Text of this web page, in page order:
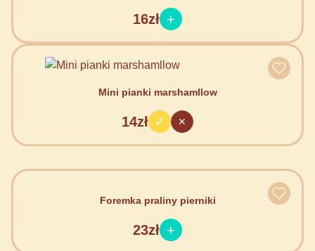
16zł
Mini pianki marshamllow
14zł
Foremka praliny pierniki
23zł